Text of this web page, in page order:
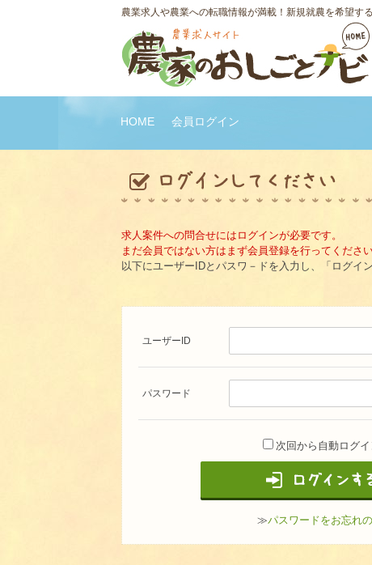
農業求人や農業への転職情報が満載！新規就農を希望す
HOME 会員ログイン
求人案件への問合せにはログインが必要です。
まだ会員ではない方はまず会員登録を行ってください
以下にユーザーIDとパスワ－ドを入力し、「ログイ
ユーザーID
パスワード
次回から自動ログイ
≫パスワードをお忘れ